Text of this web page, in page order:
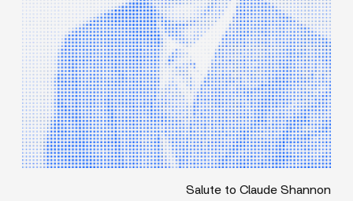
Salute to Claude Shannon